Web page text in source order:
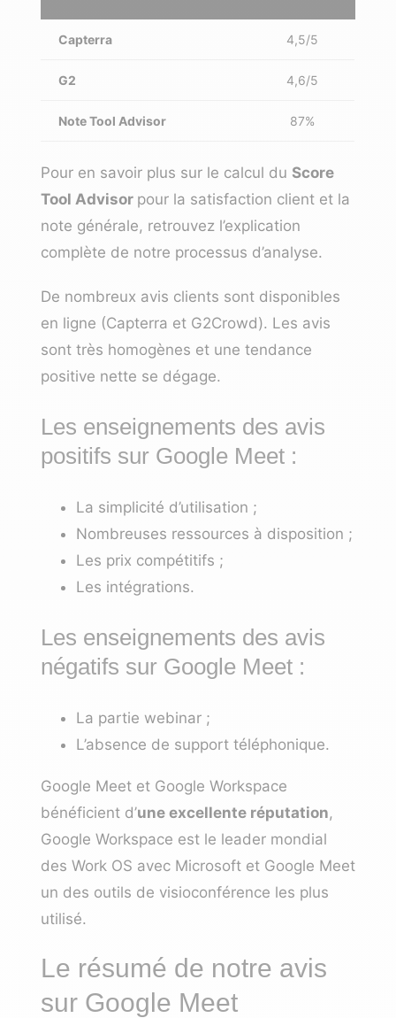
Capterra 4,5/5
G2 4,6/5
Note Tool Advisor 87%
Pour en savoir plus sur le calcul du Score
Tool Advisor pour la satisfaction client et la
note générale, retrouvez l’explication
complète de notre processus d’analyse.
De nombreux avis clients sont disponibles
en ligne (Capterra et G2Crowd). Les avis
sont très homogènes et une tendance
positive nette se dégage.
Les enseignements des avis
positifs sur Google Meet :
La simplicité d’utilisation ;
Nombreuses ressources à disposition ;
Les prix compétitifs ;
Les intégrations.
Les enseignements des avis
négatifs sur Google Meet :
La partie webinar ;
L’absence de support téléphonique.
Google Meet et Google Workspace
bénéficient d’une excellente réputation,
Google Workspace est le leader mondial
des Work OS avec Microsoft et Google Meet
un des outils de visioconférence les plus
utilisé.
Le résumé de notre avis
sur Google Meet